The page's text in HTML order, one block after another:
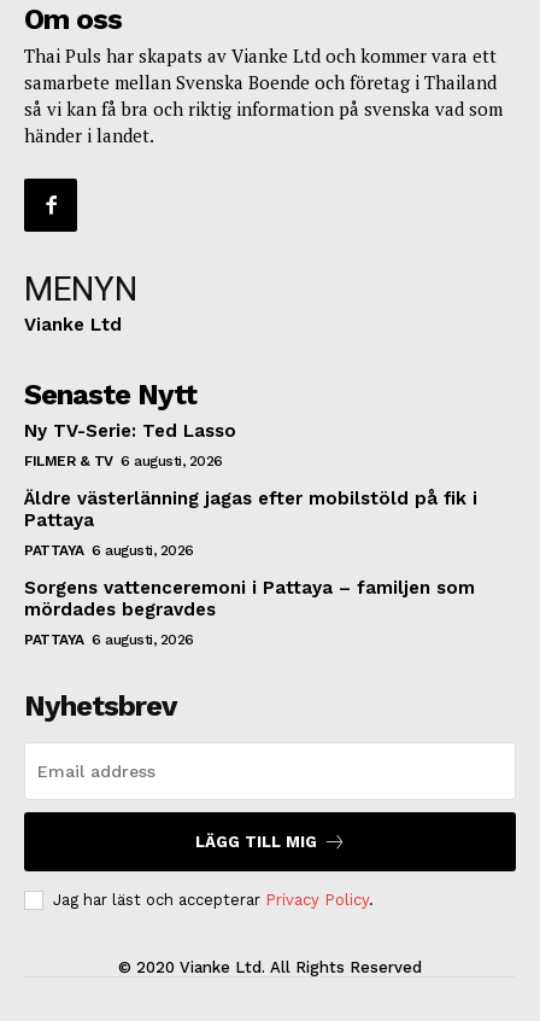
Om oss
Thai Puls har skapats av Vianke Ltd och kommer vara ett
samarbete mellan Svenska Boende och företag i Thailand
så vi kan få bra och riktig information på svenska vad som
händer i landet.
MENYN
Vianke Ltd
Senaste Nytt
Ny TV-Serie: Ted Lasso
FILMER & TV 6 augusti, 2026
Äldre västerlänning jagas efter mobilstöld på fik i
Pattaya
PATTAYA 6 augusti, 2026
Sorgens vattenceremoni i Pattaya – familjen som
mördades begravdes
PATTAYA 6 augusti, 2026
Nyhetsbrev
LÄGG TILL MIG
Jag har läst och accepterar Privacy Policy.
© 2020 Vianke Ltd. All Rights Reserved